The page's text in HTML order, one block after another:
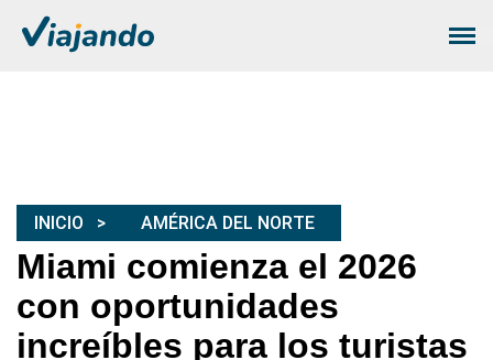
INICIO AMÉRICA DEL NORTE
Miami comienza el 2026
con oportunidades
increíbles para los turistas